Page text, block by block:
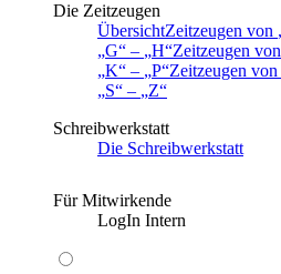
Die Zeitzeugen
ÜbersichtZeitzeugen von
G
– H Zeitzeugen von
K
– P Zeitzeugen von
S
–
Z
Schreibwerkstatt
Die Schreibwerkstatt
Für Mitwirkende
LogIn Intern